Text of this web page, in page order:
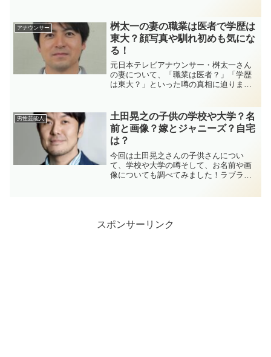
い。
アナウンサー
桝太一の妻の職業は医者で学歴は
東大？顔写真や馴れ初めも気にな
る！
元日本テレビアナウンサー・桝太一さん
の妻について、「職業は医者？」「学歴
は東大？」といった噂の真相に迫りま
る情報をもとにわかりやすく解説してい
ます。
男性芸能人
土田晃之の子供の学校や大学？名
前と画像？嫁とジャニーズ？自宅
は？
今回は土田晃之さんの子供さんについ
て、学校や大学の噂そして、お名前や画
像についても調べてみました！ラブラブ
スポンサーリンク